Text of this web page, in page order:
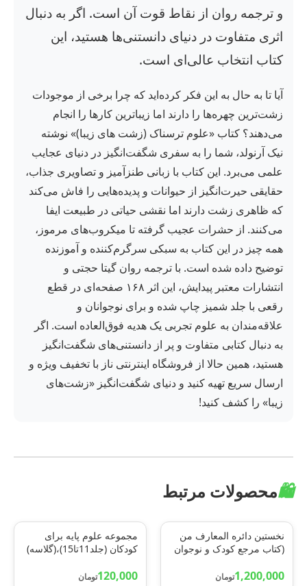
و ترجمه روان از نقاط قوت آن است. اگر به دنبال
اثری متفاوت در دنیای دانستنی‌ها هستید، این
کتاب انتخاب عالی‌ای است.
آیا تا به حال به این فکر کرده‌اید که چرا برخی از موجودات
زشت‌ترین چهره‌ها را دارند اما زیباترین کارها را انجام
می‌دهند؟ کتاب «علوم ترسناک (زشت های زیبا)» نوشته
نیک آرنولد، شما را به سفری شگفت‌انگیز در دنیای عجایب
علمی می‌برد. این کتاب با زبانی طنزآمیز و تصاویری جذاب،
حقایقی حیرت‌انگیز از حیوانات و پدیده‌هایی را فاش می‌کند
که ظاهری زشت دارند اما نقشی حیاتی در طبیعت ایفا
می‌کنند. از حشرات عجیب گرفته تا میکروب‌های مرموز،
همه چیز در این کتاب به سبکی سرگرم‌کننده و آموزنده
توضیح داده شده است. با ترجمه روان گیتا حجتی و
انتشارات معتبر پیدایش، این اثر ۱۶۸ صفحه‌ای در قطع
رقعی با جلد شمیز چاپ شده و برای نوجوانان و
علاقه‌مندان به علوم تجربی یک هدیه فوق‌العاده است. اگر
به دنبال کتابی متفاوت و پر از دانستنی‌های شگفت‌انگیز
هستید، همین حالا از فروشگاه اینترنتی ناز با تخفیف ویژه و
ارسال سریع تهیه کنید و دنیای شگفت‌انگیز «زشت‌های
زیبا» را کشف کنید!
🛍️محصولات مرتبط
نخستین دائره المعارف من
(کتاب مرجع کودک و نوجوان
1,200,000تومان
مجموعه علوم پایه برای
کودکان (جلد11تا15)،(گلاسه)
120,000تومان